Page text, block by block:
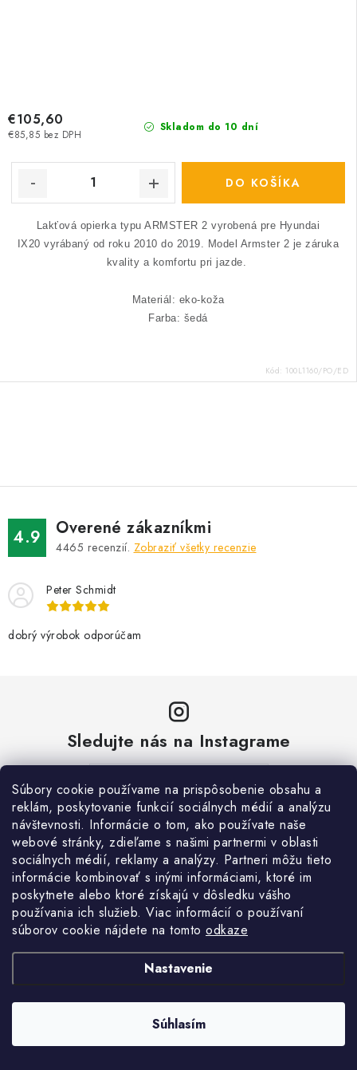
Súbory cookie používame na prispôsobenie obsahu a
reklám, poskytovanie funkcií sociálnych médií a analýzu
návštevnosti. Informácie o tom, ako používate naše
webové stránky, zdieľame s našimi partnermi v oblasti
sociálnych médií, reklamy a analýzy. Partneri môžu tieto
informácie kombinovať s inými informáciami, ktoré im
poskytnete alebo ktoré získajú v dôsledku vášho
používania ich služieb. Viac informácií o používaní
súborov cookie nájdete na tomto odkaze
Nastavenie
Súhlasím
Skladom do 10 dní
€85,85 bez DPH
€105,60
DO KOŠÍKA
Lakťová opierka typu ARMSTER 2 vyrobená pre Hyundai
IX20 vyrábaný od roku 2010 do 2019.
Model Armster 2 je záruka
kvality a komfortu pri jazde.
Materiál: eko-koža
Farba: šedá
Kód: 100L1160/PO/ED
á
d
a
c
e
r
p
s
u
4.9 Overené zákazníkmi
4465 recenzií. Zobraziť všetky recenzie
Peter Schmidt
dobrý výrobok odporúčam
Sledujte nás na Instagrame
Aktuálne novinky a akcie na váš e-mail